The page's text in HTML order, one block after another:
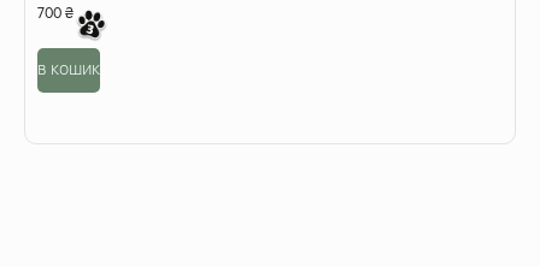
700 ₴
в кошик